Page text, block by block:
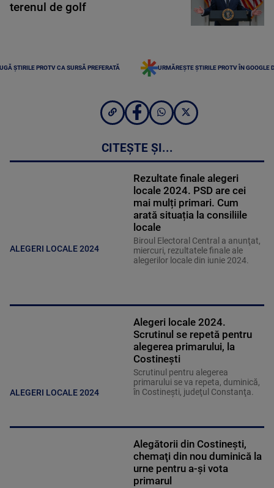
terenul de golf
ȘTIRILE PROTV CA SURSĂ PREFERATĂ URMĂREȘTE ȘTIRILE PROTV ÎN GOOGLE
CITEȘTE ȘI...
ALEGERI LOCALE 2024
Rezultate finale alegeri
locale 2024. PSD are cei
mai mulți primari. Cum
arată situația la consiliile
locale
Biroul Electoral Central a anunţat,
miercuri, rezultatele finale ale
alegerilor locale din iunie 2024.
ALEGERI LOCALE 2024
Alegeri locale 2024.
Scrutinul se repetă pentru
alegerea primarului, la
Costineşti
Scrutinul pentru alegerea
primarului se va repeta, duminică,
în Costineşti, judeţul Constanţa.
Alegătorii din Costineşti,
chemaţi din nou duminică la
urne pentru a-şi vota
primarul